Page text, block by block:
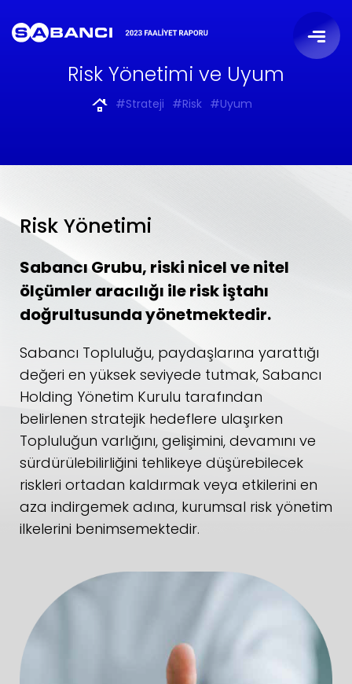
Risk Yönetimi ve Uyum
#Strateji #Risk #Uyum
Risk Yönetimi
Sabancı Grubu, riski nicel ve nitel
ölçümler aracılığı ile risk iştahı
doğrultusunda yönetmektedir.
Sabancı Topluluğu, paydaşlarına yarattığı
değeri en yüksek seviyede tutmak, Sabancı
Holding Yönetim Kurulu tarafından
belirlenen stratejik hedeflere ulaşırken
Topluluğun varlığını, gelişimini, devamını ve
sürdürülebilirliğini tehlikeye düşürebilecek
riskleri ortadan kaldırmak veya etkilerini en
aza indirgemek adına, kurumsal risk yönetim
ilkelerini benimsemektedir.